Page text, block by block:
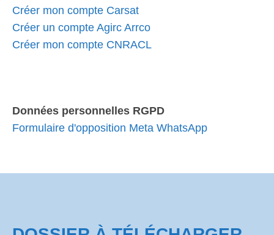
Créer mon compte Carsat
Créer un compte Agirc Arrco
Créer mon compte CNRACL
Données personnelles RGPD
Formulaire d'opposition Meta WhatsApp